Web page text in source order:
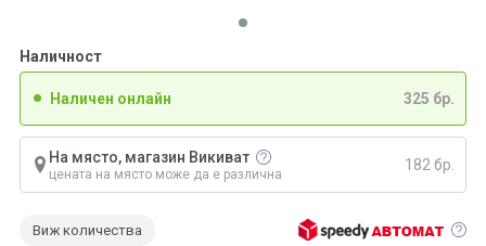
Наличност
Наличен онлайн 325 бр.
На място, магазин Викиват
цената на място може да е различна
182 бр.
Виж количества